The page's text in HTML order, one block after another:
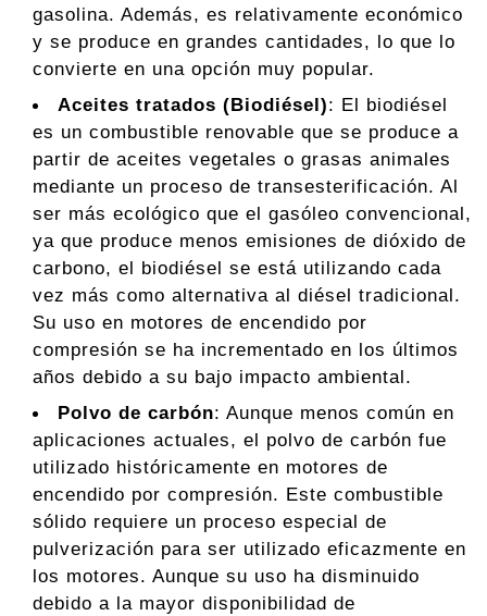
gasolina. Además, es relativamente económico
y se produce en grandes cantidades, lo que lo
convierte en una opción muy popular.
Aceites tratados (Biodiésel): El biodiésel
es un combustible renovable que se produce a
partir de aceites vegetales o grasas animales
mediante un proceso de transesterificación. Al
ser más ecológico que el gasóleo convencional,
ya que produce menos emisiones de dióxido de
carbono, el biodiésel se está utilizando cada
vez más como alternativa al diésel tradicional.
Su uso en motores de encendido por
compresión se ha incrementado en los últimos
años debido a su bajo impacto ambiental.
Polvo de carbón: Aunque menos común en
aplicaciones actuales, el polvo de carbón fue
utilizado históricamente en motores de
encendido por compresión. Este combustible
sólido requiere un proceso especial de
pulverización para ser utilizado eficazmente en
los motores. Aunque su uso ha disminuido
debido a la mayor disponibilidad de